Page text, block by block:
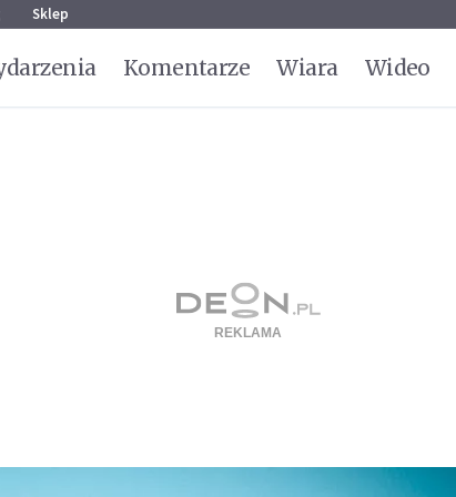
Sklep
Komentarze Wiara Wideo